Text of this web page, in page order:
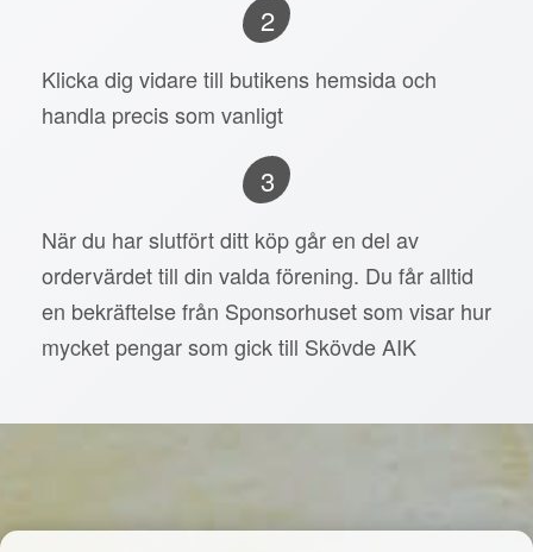
2
Klicka dig vidare till butikens hemsida och
handla precis som vanligt
3
När du har slutfört ditt köp går en del av
ordervärdet till din valda förening. Du får alltid
en bekräftelse från Sponsorhuset som visar hur
mycket pengar som gick till Skövde AIK